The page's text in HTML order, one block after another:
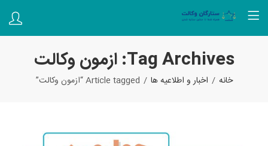
Tag Archives: ازمون وکالت
خانه اخبار و اطلاعیه ها Article tagged “ازمون وکالت”